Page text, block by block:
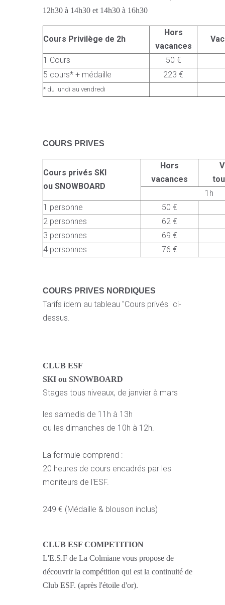
12h30 à 14h30 et 14h30 à 16h30
Cours Privilège de 2h
Hors
vacances
1 Cours
50 €
5 cours* + médaille
223 €
* du lundi au vendredi
COURS PRIVES
Cours privés SKI
ou SNOWBOARD
Hors
vacances
1h
1 personne
50 €
2 personnes
62 €
3 personnes
69 €
4 personnes
76 €
COURS PRIVES NORDIQUES
Tarifs idem au tableau "Cours privés" ci-
dessus.
CLUB ESF
SKI ou SNOWBOARD
Stages tous niveaux, de janvier à mars
les samedis de 11h à 13h
ou les dimanches de 10h à 12h.
La formule comprend :
20 heures de cours encadrés par les
moniteurs de l'ESF.
249 € (Médaille & blouson inclus)
CLUB ESF COMPETITION
L'E.S.F de La Colmiane vous propose de
découvrir la compétition qui est la continuité de
Club ESF. (après l'étoile d'or).